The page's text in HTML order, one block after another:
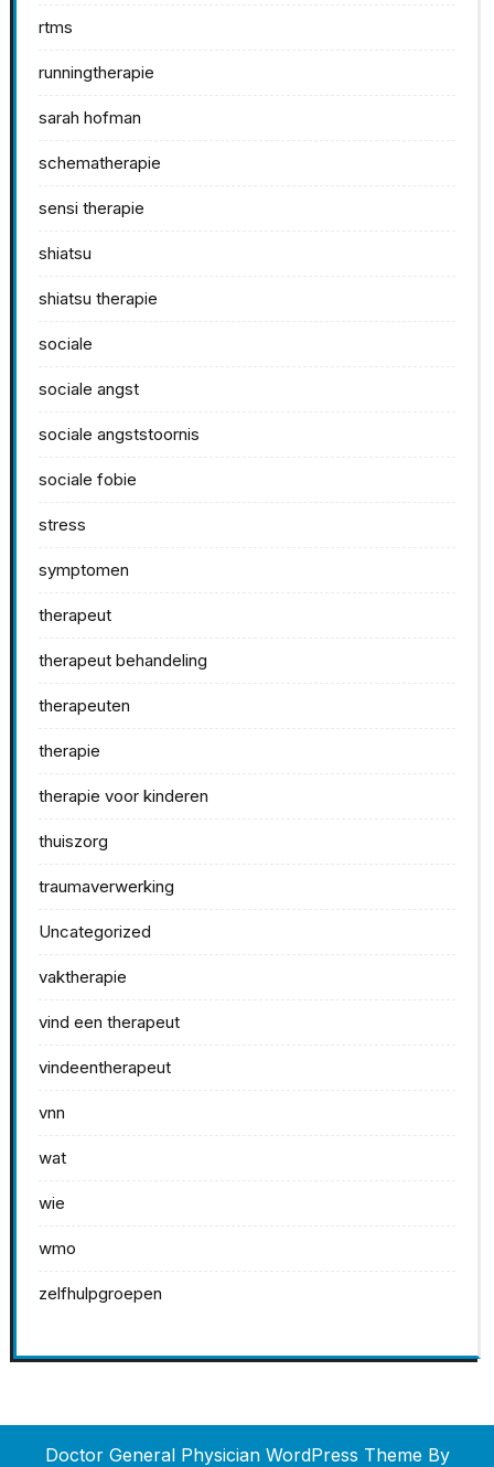
rtms
runningtherapie
sarah hofman
schematherapie
sensi therapie
shiatsu
shiatsu therapie
sociale
sociale angst
sociale angststoornis
sociale fobie
stress
symptomen
therapeut
therapeut behandeling
therapeuten
therapie
therapie voor kinderen
thuiszorg
traumaverwerking
Uncategorized
vaktherapie
vind een therapeut
vindeentherapeut
vnn
wat
wie
wmo
zelfhulpgroepen
Doctor General Physician WordPress ThemeBy